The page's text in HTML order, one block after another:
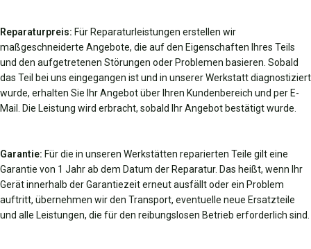
Reparaturpreis: Für Reparaturleistungen erstellen wir
maßgeschneiderte Angebote, die auf den Eigenschaften Ihres Teils
und den aufgetretenen Störungen oder Problemen basieren. Sobald
das Teil bei uns eingegangen ist und in unserer Werkstatt diagnostiziert
wurde, erhalten Sie Ihr Angebot über Ihren Kundenbereich und per E-
Mail. Die Leistung wird erbracht, sobald Ihr Angebot bestätigt wurde.
Garantie: Für die in unseren Werkstätten reparierten Teile gilt eine
Garantie von 1 Jahr ab dem Datum der Reparatur. Das heißt, wenn Ihr
Gerät innerhalb der Garantiezeit erneut ausfällt oder ein Problem
auftritt, übernehmen wir den Transport, eventuelle neue Ersatzteile
und alle Leistungen, die für den reibungslosen Betrieb erforderlich sind.